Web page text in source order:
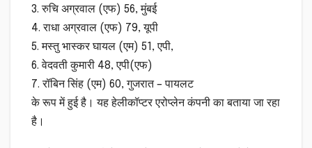
3. रुचि अग्रवाल (एफ) 56, मुंबई
4. राधा अग्रवाल (एफ) 79, यूपी
5. मस्तु भास्कर घायल (एम) 51, एपी,
6. वेदवती कुमारी 48, एपी(एफ)
7. रॉबिन सिंह (एम) 60, गुजरात – पायलट
के रूप में हुई है। यह हेलीकॉप्टर एरोप्लेन कंपनी का बताया जा रहा
है।